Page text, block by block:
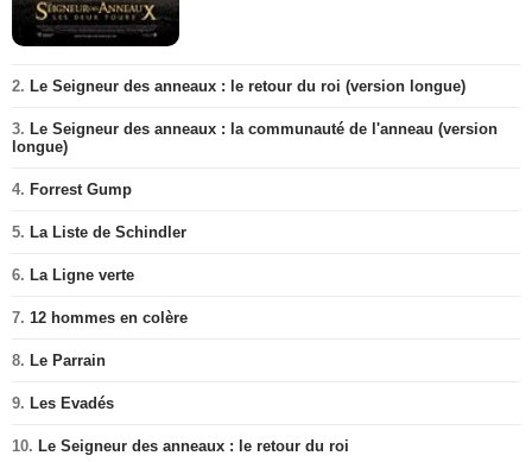
2. Le Seigneur des anneaux : le retour du roi (version longue)
3. Le Seigneur des anneaux : la communauté de l'anneau (version
longue)
4. Forrest Gump
5. La Liste de Schindler
6. La Ligne verte
7. 12 hommes en colère
8. Le Parrain
9. Les Evadés
10. Le Seigneur des anneaux : le retour du roi